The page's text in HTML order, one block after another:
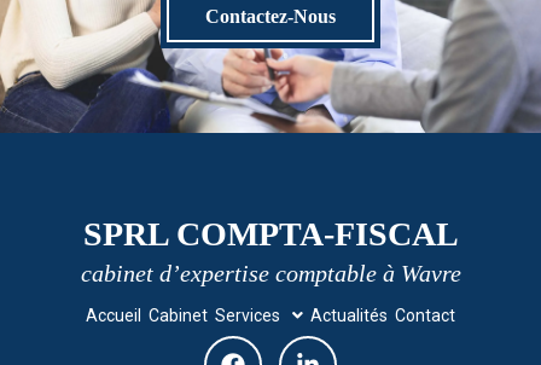
Contactez-Nous
SPRL COMPTA-FISCAL
cabinet d’expertise comptable à Wavre
Accueil Cabinet Services Actualités Contact